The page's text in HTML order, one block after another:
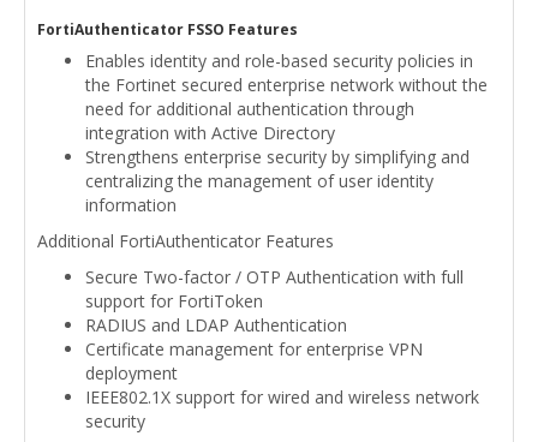
FortiAuthenticator FSSO Features
Enables identity and role-based security policies in
the Fortinet secured enterprise network without the
need for additional authentication through
integration with Active Directory
Strengthens enterprise security by simplifying and
centralizing the management of user identity
information
Additional FortiAuthenticator Features
Secure Two-factor / OTP Authentication with full
support for FortiToken
RADIUS and LDAP Authentication
Certificate management for enterprise VPN
deployment
IEEE802.1X support for wired and wireless network
security